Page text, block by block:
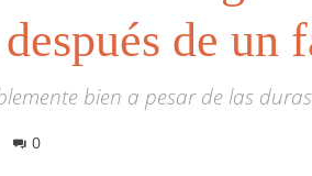
de un
bien a pesar de las
0